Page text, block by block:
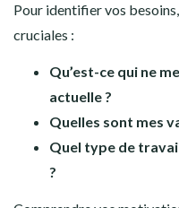
Pour identifier vos
cruciales :
Qu’est-ce qui ne
actuelle ?
Quelles sont mes
Quel type de
?